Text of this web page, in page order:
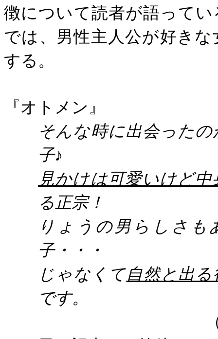
徴について読者が語って
では、男性主人公が好き
する。
『オトメン』
そんな時に出会った
子♪
見かけは可愛いけど
る正宗！
りょうの男らしさ
子・・・
じゃなくて自然と出
です。
（おぼろ